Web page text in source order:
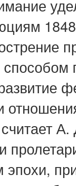
1848
эпохи,